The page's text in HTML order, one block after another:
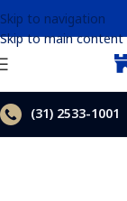
Skip to navigation
Skip to main content
(31) 2533-1001